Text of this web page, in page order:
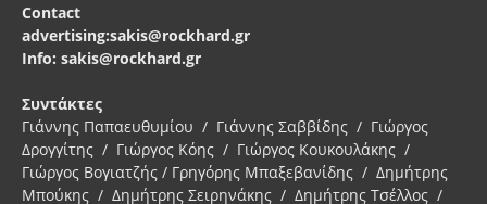
Contact
advertising:sakis@rockhard.gr
Info: sakis@rockhard.gr
Συντάκτες
Γιάννης Παπαευθυμίου / Γιάννης Σαββίδης / Γιώργος
Δρογγίτης / Γιώργος Κόης / Γιώργος Κουκουλάκης /
Γιώργος Βογιατζής / Γρηγόρης Μπαξεβανίδης / Δημήτρης
Μπούκης / Δημήτρης Σειρηνάκης / Δημήτρης Τσέλλος /